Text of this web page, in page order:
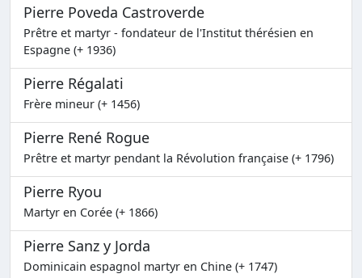
Pierre Poveda Castroverde
Prêtre et martyr - fondateur de l'Institut thérésien en
Espagne (+ 1936)
Pierre Régalati
Frère mineur (+ 1456)
Pierre René Rogue
Prêtre et martyr pendant la Révolution française (+ 1796)
Pierre Ryou
Martyr en Corée (+ 1866)
Pierre Sanz y Jorda
Dominicain espagnol martyr en Chine (+ 1747)